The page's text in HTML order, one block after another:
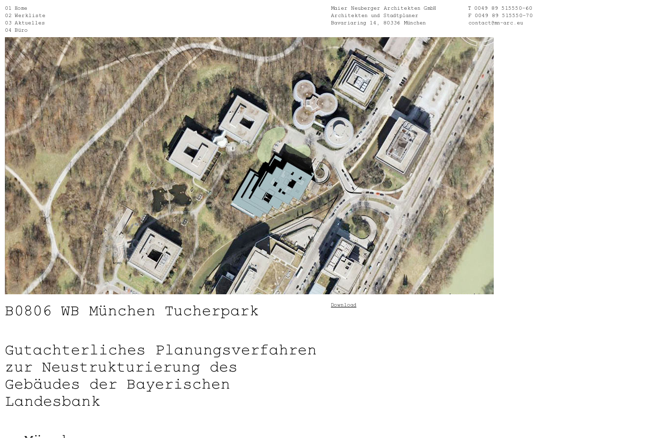
Home
Werkliste
Aktuelles
Büro
Maier Neuberger Architekten GmbH
Architekten und Stadtplaner
Bavariaring 14, 80336 München
T 0049 89 515550–60
F 0049 89 515550–70
contact@mn-arc.eu
B0806 WB München Tucherpark
Gutachterliches Planungsverfahren
zur Neustrukturierung des
Gebäudes der Bayerischen
Landesbank
Download